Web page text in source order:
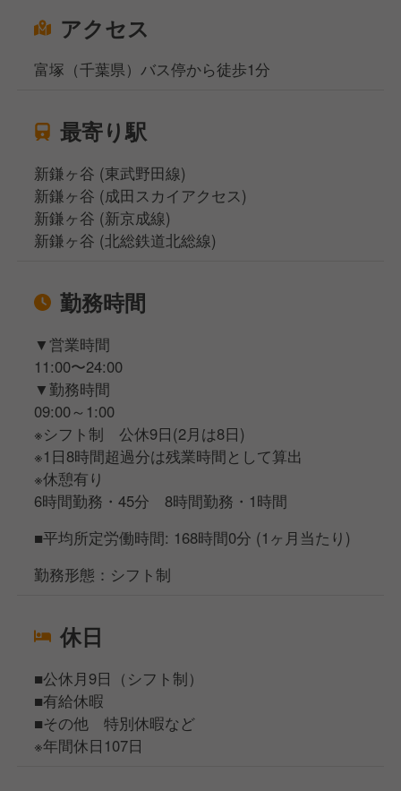
アクセス
富塚（千葉県）バス停から徒歩1分
最寄り駅
新鎌ヶ谷 (東武野田線)
新鎌ヶ谷 (成田スカイアクセス)
新鎌ヶ谷 (新京成線)
新鎌ヶ谷 (北総鉄道北総線)
勤務時間
▼営業時間
11:00〜24:00
▼勤務時間
09:00～1:00
※シフト制 公休9日(2月は8日)
※1日8時間超過分は残業時間として算出
※休憩有り
6時間勤務・45分 8時間勤務・1時間
■平均所定労働時間: 168時間0分 (1ヶ月当たり)
勤務形態：シフト制
休日
■公休月9日（シフト制）
■有給休暇
■その他 特別休暇など
※年間休日107日